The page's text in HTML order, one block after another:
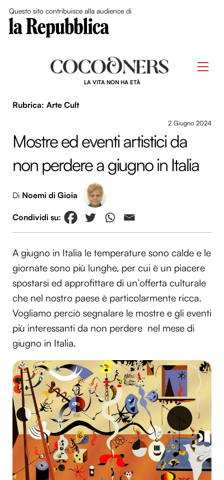
Questo sito contribuisce alla audience di
LA VITA NON HA ETÀ
Arte Cult
2 Giugno 2024
Mostre ed eventi artistici da
non perdere a giugno in Italia
Di Noemi di Gioia
A giugno in Italia le temperature sono calde e le
giornate sono più lunghe, per cui è un piacere
spostarsi ed approfittare di un’offerta culturale
che nel nostro paese è particolarmente ricca.
Vogliamo perciò segnalare le mostre e gli eventi
più interessanti da non perdere nel mese di
giugno in Italia.